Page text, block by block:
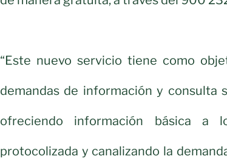
“Este nuevo servicio tiene como
demandas de información y consulta
ofreciendo información básica a
protocolizada y canalizando la